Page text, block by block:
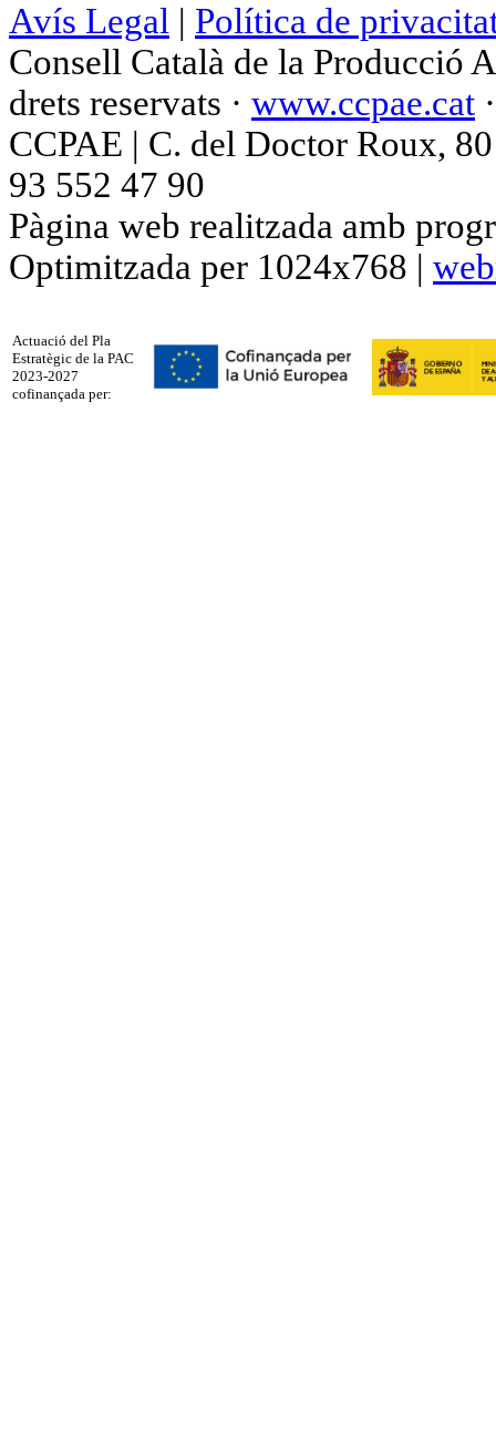
Avís Legal | Política de
Consell Català de la Producció
drets reservats · www.ccpae.cat
CCPAE | C. del Doctor Roux,
93 552 47 90
Pàgina web realitzada amb
Optimitzada per 1024x768 |
Actuació del Pla
Estratègic de la PAC
2023-2027
cofinançada per: